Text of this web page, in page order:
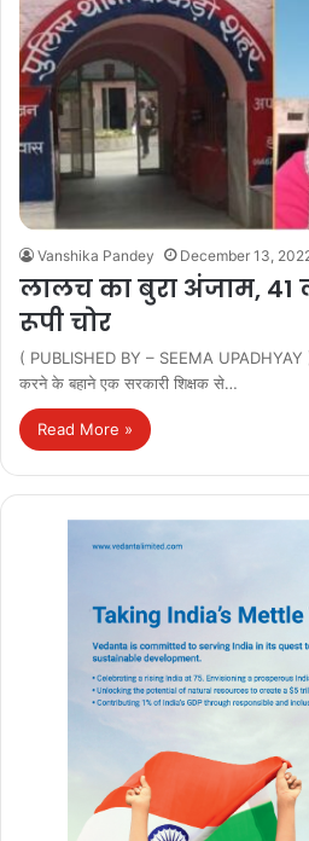
Vanshika Pandey December 13,
लालच का बुरा अंजाम, 41
रूपी चोर
( PUBLISHED BY – SEEMA UPADHYAY )
करने के बहाने एक सरकारी शिक्षक से…
Read More »